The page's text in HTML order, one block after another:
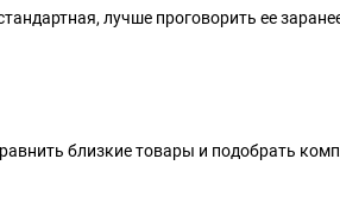
лучше проговорить ее
близкие товары и подобрать